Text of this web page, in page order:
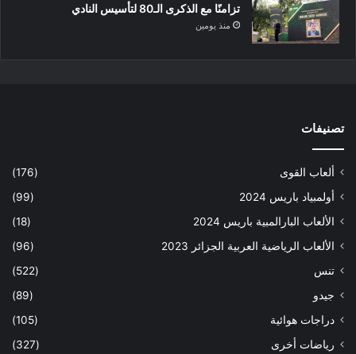
تزامنًا مع الذكرى الـ80 لتأسيس النادي
منذ يومين
تصنيفات
ألعاب القوى
(176)
أولمبياد باريس 2024
(99)
الألعاب البارالمبية باريس 2024
(18)
الألعاب الرياضية العربية الجزائر 2023
(96)
تنس
(522)
جيدو
(89)
دراجات هوائية
(105)
رياضات أخرى
(327)